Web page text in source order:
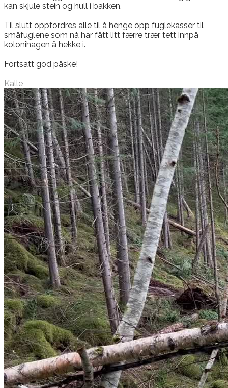
kan skjule stein og hull i bakken.
Til slutt oppfordres alle til å henge opp fuglekasser til
småfuglene som nå har fått litt færre trær tett innpå
kolonihagen å hekke i.
Fortsatt god påske!
Kalle